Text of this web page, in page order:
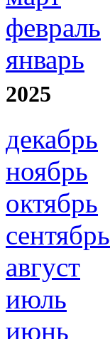
февраль
январь
2025
декабрь
ноябрь
октябрь
сентябрь
август
июль
июнь